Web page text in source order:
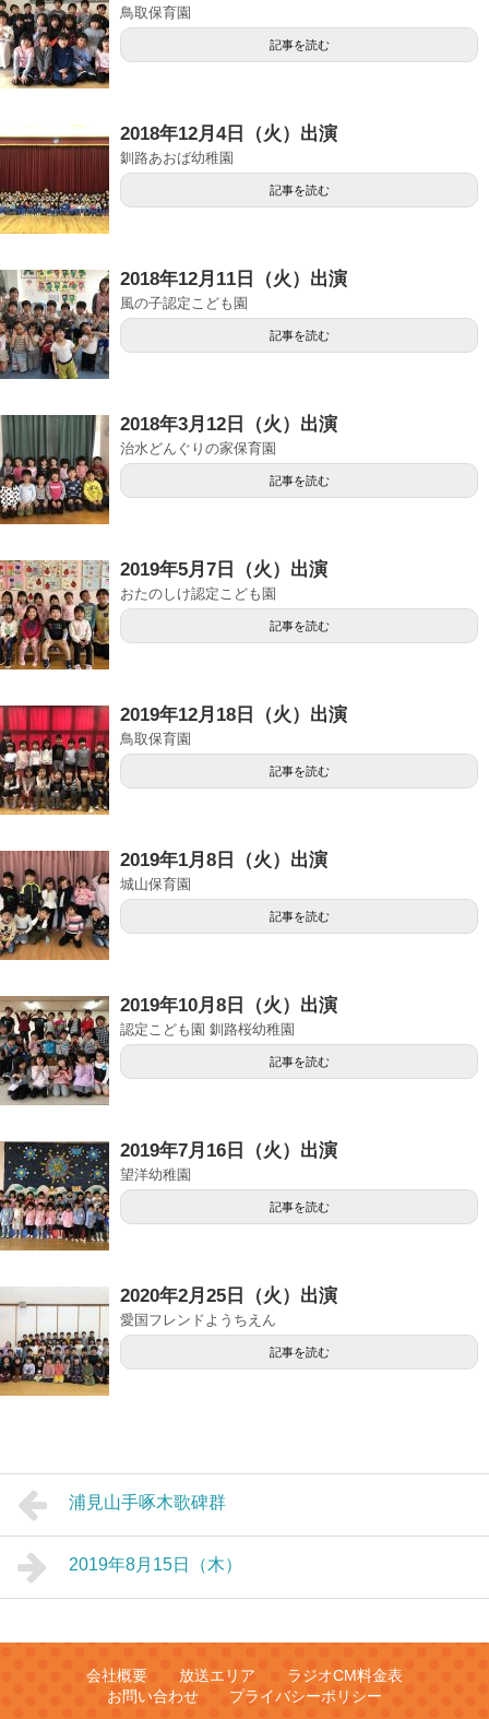
鳥取保育園
記事を読む
2018年12月4日（火）出演
釧路あおば幼稚園
記事を読む
2018年12月11日（火）出演
風の子認定こども園
記事を読む
2018年3月12日（火）出演
治水どんぐりの家保育園
記事を読む
2019年5月7日（火）出演
おたのしけ認定こども園
記事を読む
2019年12月18日（火）出演
鳥取保育園
記事を読む
2019年1月8日（火）出演
城山保育園
記事を読む
2019年10月8日（火）出演
認定こども園 釧路桜幼稚園
記事を読む
2019年7月16日（火）出演
望洋幼稚園
記事を読む
2020年2月25日（火）出演
愛国フレンドようちえん
記事を読む
浦見山手啄木歌碑群
2019年8月15日（木）
会社概要 放送エリア
ラジオCM料金表
お問い合わせ
プライバシーポリシー